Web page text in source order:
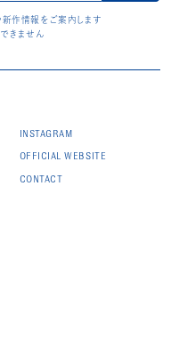
作情報をご案内します
きません
INSTAGRAM
OFFICIAL WEBSITE
CONTACT